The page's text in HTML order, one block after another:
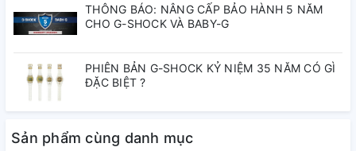
Đồng hồ đếm ngược
Đơn vị đo: 1 giây
Khoảng cài đặt thời gian bắt đầu đếm ngược: 1 giây đến 24
giờ (khoảng tăng 1 giây, khoảng tăng 1 phút và khoảng tăng
1 giờ)
Báo thức đa chức năng
THÔNG BÁO: NÂNG CẤP BẢO HÀNH 5 NĂM
CHO G-SHOCK VÀ BABY-G
PHIÊN BẢN G-SHOCK KỶ NIỆM 35 NĂM CÓ GÌ
ĐẶC BIỆT ?
Sản phẩm cùng danh mục